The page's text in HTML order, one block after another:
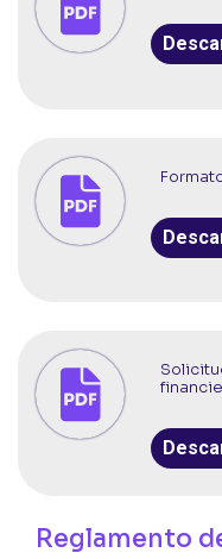
Reglamento